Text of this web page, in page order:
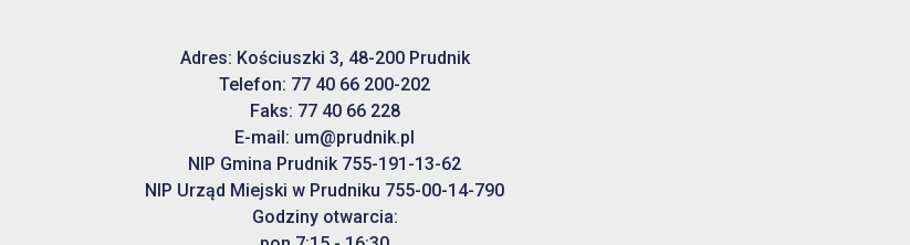
Adres: Kościuszki 3, 48-200 Prudnik
Telefon: 77 40 66 200-202
Faks: 77 40 66 228
E-mail: um@prudnik.pl
NIP Gmina Prudnik 755-191-13-62
NIP Urząd Miejski w Prudniku 755-00-14-790
Godziny otwarcia: